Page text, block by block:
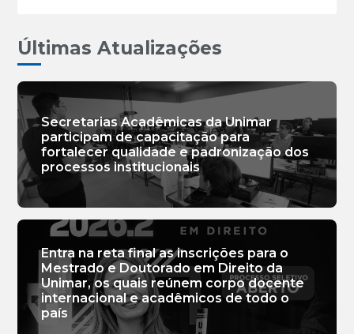
Últimas Atualizações
Secretarias Acadêmicas da Unimar
participam de capacitação para
fortalecer qualidade e padronização dos
processos institucionais
Entra na reta final as inscrições para o
Mestrado e Doutorado em Direito da
Unimar, os quais reúnem corpo docente
internacional e acadêmicos de todo o
país